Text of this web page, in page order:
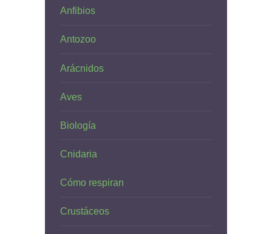
Anfibios
Antozoo
Arácnidos
Aves
Biología
Cnidaria
Cómo respiran
Crustáceos